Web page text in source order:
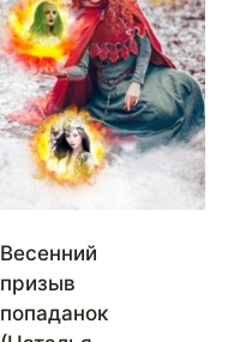
Весенний
призыв
попаданок